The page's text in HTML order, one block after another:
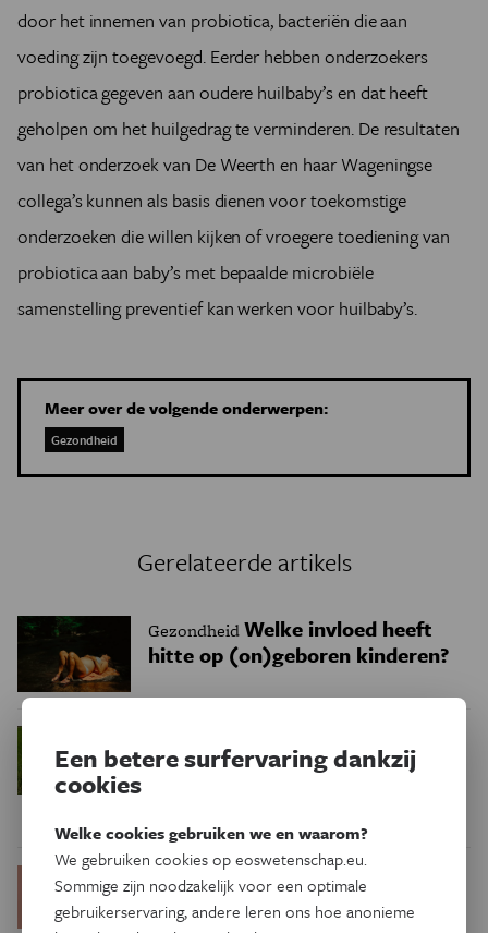
door het innemen van probiotica, bacteriën die aan
voeding zijn toegevoegd. Eerder hebben onderzoekers
probiotica gegeven aan oudere huilbaby’s en dat heeft
geholpen om het huilgedrag te verminderen. De resultaten
van het onderzoek van De Weerth en haar Wageningse
collega’s kunnen als basis dienen voor toekomstige
onderzoeken die willen kijken of vroegere toediening van
probiotica aan baby’s met bepaalde microbiële
samenstelling preventief kan werken voor huilbaby’s.
Meer over de volgende onderwerpen:
Gezondheid
Gerelateerde artikels
GezondheidWelke invloed heeft
hitte op (on)geboren kinderen?
aanknopingspunt voor
GezondheidMenstruatiecyclus:
nuttige gezondheidsindicator,
Een betere surfervaring dankzij
cookies
Welke cookies gebruiken we en waarom?
We gebruiken cookies op eoswetenschap.eu.
Sommige zijn noodzakelijk voor een optimale
gebruikerservaring, andere leren ons hoe anonieme